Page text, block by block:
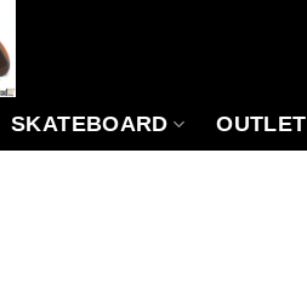
SKATEBOARD OUTLET